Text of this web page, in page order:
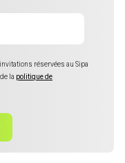
réservées au Sipa
la politique de